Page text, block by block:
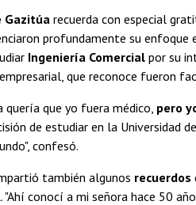
Gazitúa recuerda con especial
profundamente su enfoque
Ingeniería Comercial por su
que reconoce fueron
quería que yo fuera médico, pero
de estudiar en la Universidad
confesó.
también algunos recuerdos
conocí a mi señora hace 50